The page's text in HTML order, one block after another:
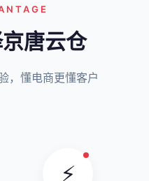
唐云仓
，懂电商更懂客户
⚡